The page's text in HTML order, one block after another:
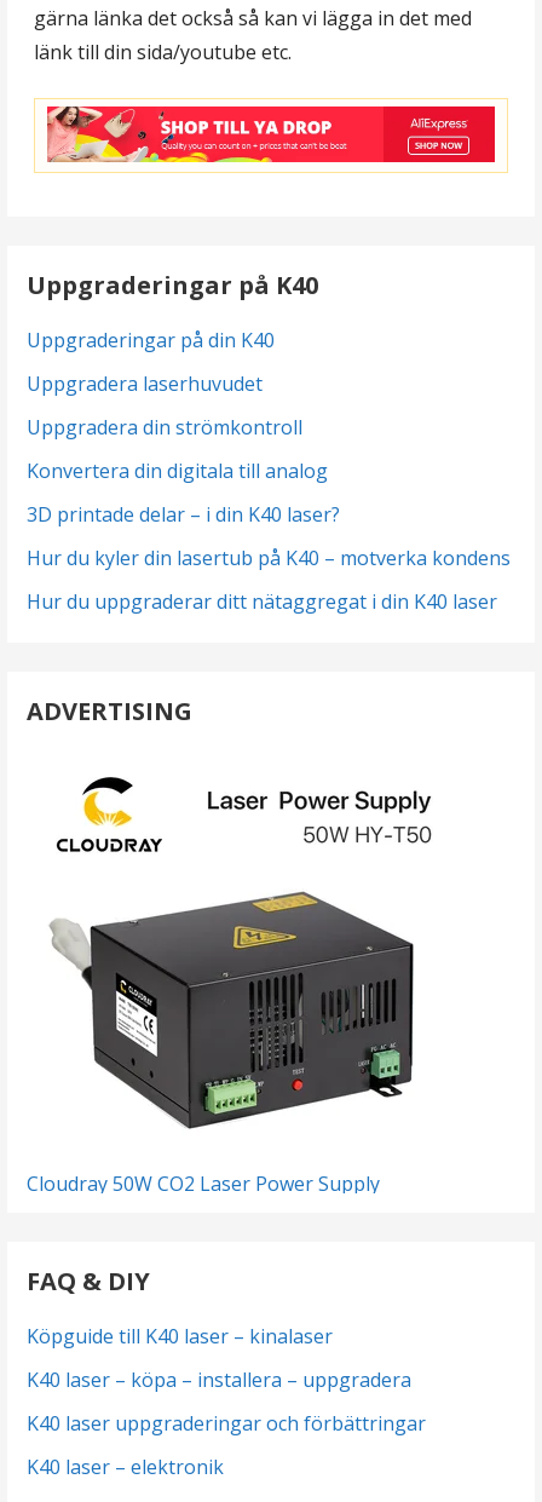
gärna länka det också så kan vi lägga in det med
länk till din sida/youtube etc.
Uppgraderingar på K40
Uppgraderingar på din K40
Uppgradera laserhuvudet
Uppgradera din strömkontroll
Konvertera din digitala till analog
3D printade delar – i din K40 laser?
Hur du kyler din lasertub på K40 – motverka kondens
Hur du uppgraderar ditt nätaggregat i din K40 laser
ADVERTISING
Cloudray 50W CO2 Laser Power Supply
FAQ & DIY
Köpguide till K40 laser – kinalaser
K40 laser – köpa – installera – uppgradera
K40 laser uppgraderingar och förbättringar
K40 laser – elektronik